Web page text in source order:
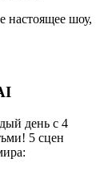
настоящее шоу,
день с 4
5 сцен